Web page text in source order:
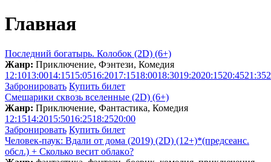
Главная
Последний богатырь. Колобок (2D) (6+)
Жанр: Приключение, Фэнтези, Комедия
12:1013:0014:1515:0516:2017:1518:0018:3019:2020:1520:4521:35
Забронировать Купить билет
Смешарики сквозь вселенные (2D) (6+)
Жанр: Приключение, Фантастика, Комедия
12:1514:2015:5016:2518:2520:00
Забронировать Купить билет
Человек-паук: Вдали от дома (2019) (2D) (12+)*(предсеанс.
обсл.) + Сколько весит облакo?